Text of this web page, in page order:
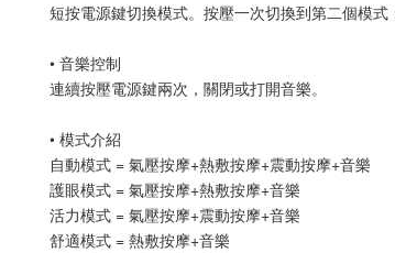
短按電源鍵切換模式。按壓一次切換到第二個模式
• 音樂控制
連續按壓電源鍵兩次，關閉或打開音樂。
• 模式介紹
自動模式 = 氣壓按摩+熱敷按摩+震動按摩+音樂
護眼模式 = 氣壓按摩+熱敷按摩+音樂
活力模式 = 氣壓按摩+震動按摩+音樂
舒適模式 = 熱敷按摩+音樂